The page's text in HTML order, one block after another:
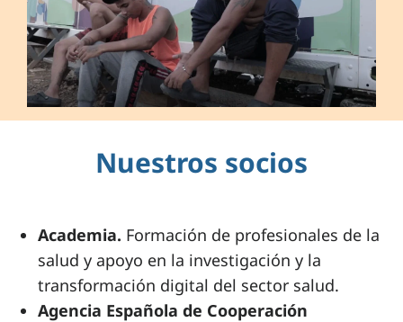
Nuestros socios
Academia. Formación de profesionales de la
salud y apoyo en la investigación y la
transformación digital del sector salud.
Agencia Española de Cooperación